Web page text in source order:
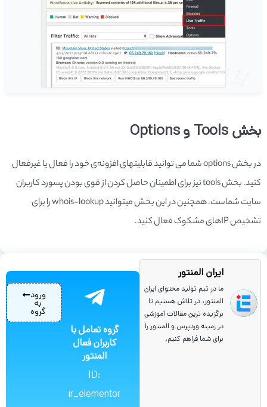
بخش Tools و Options
در بخش options شما می­ توانید قابلیت­های افزونه­‌ی خود را فعال یا غیرفعال
کنید. بخش tools نیز برای اطمینان حاصل کردن از قوی بودن پسورد کاربران
سایت شماست. همچنین در این بخش می­توانید whois-lookup را برای
تشخیص IP­های مشکوک فعال کنید.
ایران المنتور
ما در تیم تولید محتوای ایران
المنتور، در تلاش هستیم تا
برگزیده ترین مقالات آموزشی
در زمینه وردپرس و المنتور را
برای شما فراهم کنیم.
گروه تعامل با
کاربران فعال
المنتور
ID:
ir_elementor
ورود
به
گروه